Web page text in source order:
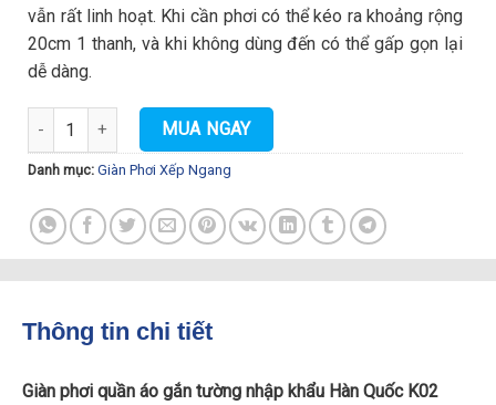
vẫn rất linh hoạt. Khi cần phơi có thể kéo ra khoảng rộng
20cm 1 thanh, và khi không dùng đến có thể gấp gọn lại
dễ dàng.
Giàn Phơi Quần Áo Gắn Tường K02 Champagne số lượng
MUA NGAY
Danh mục: Giàn Phơi Xếp Ngang
Thông tin chi tiết
Giàn phơi quần áo gắn tường nhập khẩu Hàn Quốc K02